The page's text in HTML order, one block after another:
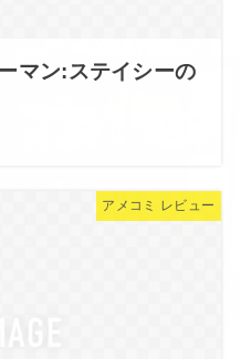
マン:ステイシーの
アメコミ レビュー